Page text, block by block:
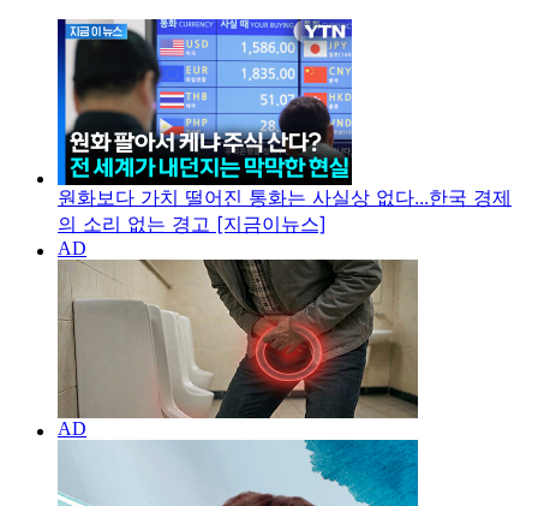
원화보다 가치 떨어진 통화는 사실상 없다...한국 경제
의 소리 없는 경고 [지금이뉴스]